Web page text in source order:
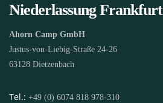
Niederlassung Frankfurt
Ahorn Camp GmbH
Justus-von-Liebig-Straße 24-26
63128 Dietzenbach
Tel.: +49 (0) 6074 818 978-310